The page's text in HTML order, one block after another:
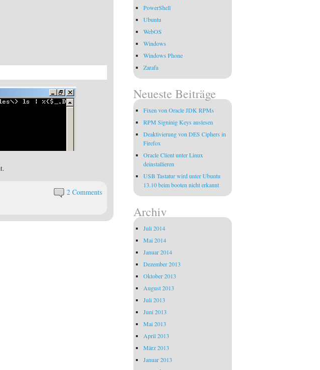
2 Comments
PowerShell
Ubuntu
WebOS
Windows
Windows Phone
Zarafa
Neueste Beiträge
Fixen von Oracle JDK RPMs
RPM Signinig Keys auslesen
Deaktivierung von DES Ciphers in
Firefox
Oracle Client unter Linux
deinstallieren
USB Tastatur wird unter Ubuntu
13.10 beim booten nicht erkannt
Archiv
Juli 2014
Mai 2014
Januar 2014
Dezember 2013
Oktober 2013
August 2013
Juli 2013
Juni 2013
Mai 2013
April 2013
März 2013
Januar 2013